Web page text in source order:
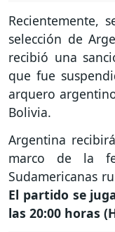
Recientemente,
selección de
recibió una
que fue
arquero
Bolivia.
Argentina
marco de la
Sudamericanas
El partido se
las 20:00 horas